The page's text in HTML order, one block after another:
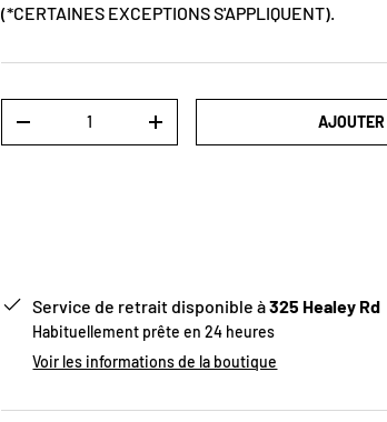
(*CERTAINES EXCEPTIONS S'APPLIQUENT).
-
+
Service de retrait disponible à325 Healey Rd
Habituellement prête en 24 heures
Voir les informations de la boutique